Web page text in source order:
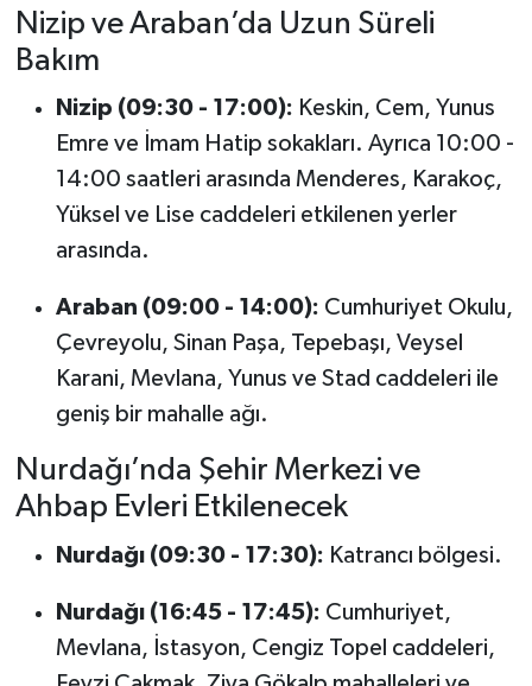
Nizip ve Araban’da Uzun Süreli
Bakım
Nizip (09:30 - 17:00): Keskin, Cem, Yunus
Emre ve İmam Hatip sokakları. Ayrıca 10:00 -
14:00 saatleri arasında Menderes, Karakoç,
Yüksel ve Lise caddeleri etkilenen yerler
arasında.
Araban (09:00 - 14:00): Cumhuriyet Okulu,
Çevreyolu, Sinan Paşa, Tepebaşı, Veysel
Karani, Mevlana, Yunus ve Stad caddeleri ile
geniş bir mahalle ağı.
Nurdağı’nda Şehir Merkezi ve
Ahbap Evleri Etkilenecek
Nurdağı (09:30 - 17:30): Katrancı bölgesi.
Nurdağı (16:45 - 17:45): Cumhuriyet,
Mevlana, İstasyon, Cengiz Topel caddeleri,